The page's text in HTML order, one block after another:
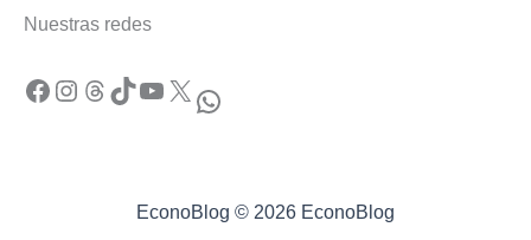
Nuestras redes
Facebook Instagram Threads TikTok YouTube X WhatsApp
EconoBlog © 2026 EconoBlog